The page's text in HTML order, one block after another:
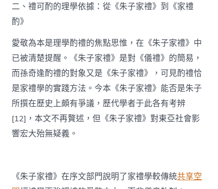
二、禮可酌的理學依據：從《朱子家禮》到《家禮
酌》
愛敬為本是理學酌禮的焦點思惟，在《朱子家禮》中
已被清楚提醒。《朱子家禮》是對《儀禮》的簡易，
而孫奇逢酌禮的對象又是《朱子家禮》，可見酌禮恰
是家禮學的實踐方法。今本《朱子家禮》能否是朱子
所撰在歷史上頗有爭議，歷代學者于此各有考辨
[12]，本文不再贅述，但《朱子家禮》對東亞社會影
響宏大殆無疑義。
《朱子家禮》在序文部門說明了家禮學較傳統共享空